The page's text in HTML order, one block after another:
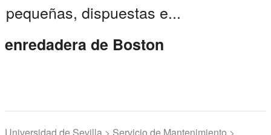
pequeñas, dispuestas e...
enredadera de Boston